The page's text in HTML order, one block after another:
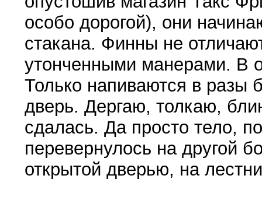
особо дорогой), они
стакана. Финны не
утонченными манерами. В
Только напиваются в разы
дверь. Дергаю, толкаю,
сдалась. Да просто тело,
перевернулось на другой
открытой дверью, на